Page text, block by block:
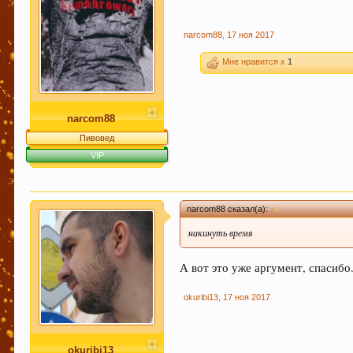
narcom88
Пивовед
VIP
narcom88 17 ноя 2017
Мне нравится x1
okuribi13
narcom88 сказал(а):↑
накинуть время
А вот это уже аргумент,
okuribi13 17 ноя 2017